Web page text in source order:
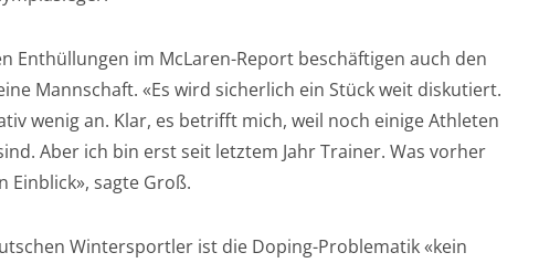
Enthüllungen im McLaren-Report beschäftigen auch den
Mannschaft. «Es wird sicherlich ein Stück weit diskutiert.
wenig an. Klar, es betrifft mich, weil noch einige Athleten
Aber ich bin erst seit letztem Jahr Trainer. Was vorher
Einblick», sagte Groß.
Wintersportler ist die Doping-Problematik «kein